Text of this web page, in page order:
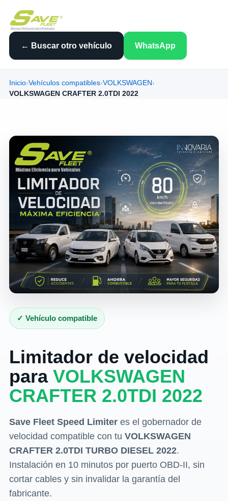
← Buscar otro vehículo WhatsApp
Inicio›Vehículos compatibles›VOLKSWAGEN ›
VOLKSWAGEN CRAFTER 2.0TDI 2022
✓ Vehículo compatible
Limitador de velocidad
para VOLKSWAGEN
CRAFTER 2.0TDI 2022
Save Fleet Speed Limiteres el gobernador de
velocidad compatible con tu VOLKSWAGEN
CRAFTER 2.0TDI TURBO DIESEL 2022.
Instalación en 10 minutos por puerto OBD-II, sin
cortar cables y sin invalidar la garantía del
fabricante.